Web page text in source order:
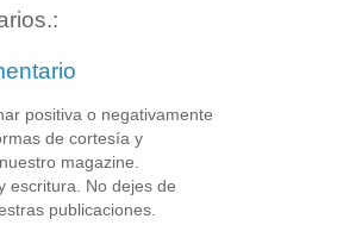
positiva o negativamente
de cortesía y
magazine.
escritura. No dejes de
publicaciones.